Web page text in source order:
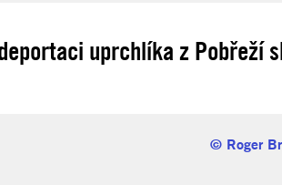
uprchlíka z Pobřeží